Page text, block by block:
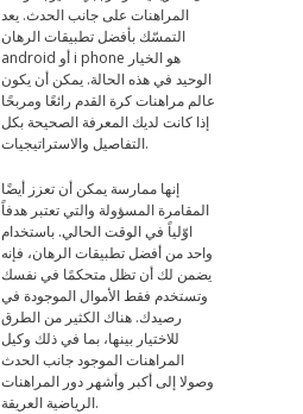
المراهنات على جانب الحدث. يعد
التمسّك بأفضل تطبيقات الرهان
android أو i phone هو الخيار
الوحيد في هذه الحالة. يمكن أن يكون
عالم مراهنات كرة القدم رائعًا ومربحًا
إذا كانت لديك المعرفة الصحيحة بكل
التفاصيل والاستراتيجيات.
إنها ممارسة يمكن أن تعزز أيضًا
المقامرة المسؤولة والتي تعتبر هدفاً
اوّلياً في الوقت الحالي. باستخدام
واحد من أفضل تطبيقات الرهان، فإنه
يضمن لك أن تظل متحكمًا في نفسك
وتستخدم فقط الأموال الموجودة في
رصيدك. هناك الكثير من الطرق
للاختيار بينها، بما في ذلك وكيل
المراهنات الموجود جانب الحدث
وصولا إلى أكبر وأشهر دور المراهنات
الرياضية العريقة.